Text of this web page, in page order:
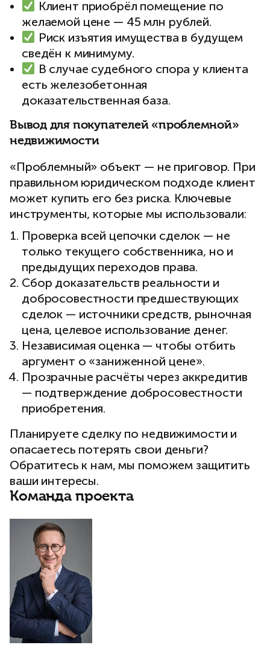
Клиент приобрёл помещение по
желаемой цене — 45 млн рублей.
Риск изъятия имущества в будущем
сведён к минимуму.
В случае судебного спора у клиента
есть железобетонная
доказательственная база.
Вывод для покупателей «проблемной»
недвижимости
«Проблемный» объект — не приговор. При
правильном юридическом подходе клиент
может купить его без риска. Ключевые
инструменты, которые мы использовали:
Проверка всей цепочки сделок — не
только текущего собственника, но и
предыдущих переходов права.
Сбор доказательств реальности и
добросовестности предшествующих
сделок — источники средств, рыночная
цена, целевое использование денег.
Независимая оценка — чтобы отбить
аргумент о «заниженной цене».
Прозрачные расчёты через аккредитив
— подтверждение добросовестности
приобретения.
Планируете сделку по недвижимости и
опасаетесь потерять свои деньги?
Обратитесь к нам, мы поможем защитить
ваши интересы.
Команда проекта